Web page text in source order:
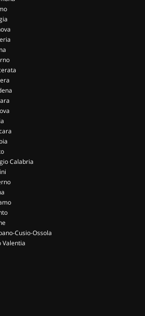
Calabria
Cusio-Ossola
Valentia